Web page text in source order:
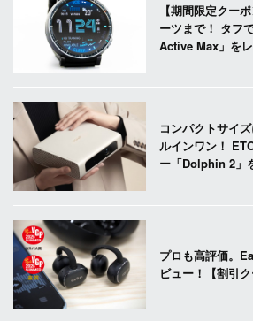
【期間限定クー
ーツまで！ タフ
Active Max」を
コンパクトサイ
ルインワン！
ー「Dolphin 2」
プロも高評価。
ビュー！【割引